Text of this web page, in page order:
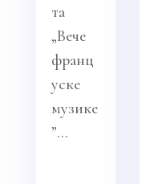
та
„Вече
франц
уске
музике
”...